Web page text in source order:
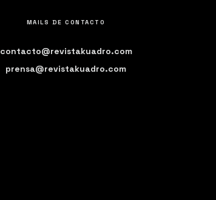
MAILS DE CONTACTO
contacto@revistakuadro.com
prensa@revistakuadro.com